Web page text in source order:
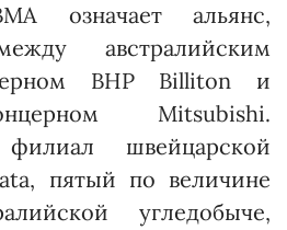
означает альянс,
австралийским
BHP Billiton и
Mitsubishi.
филиал швейцарской
пятый по величине
угледобыче,